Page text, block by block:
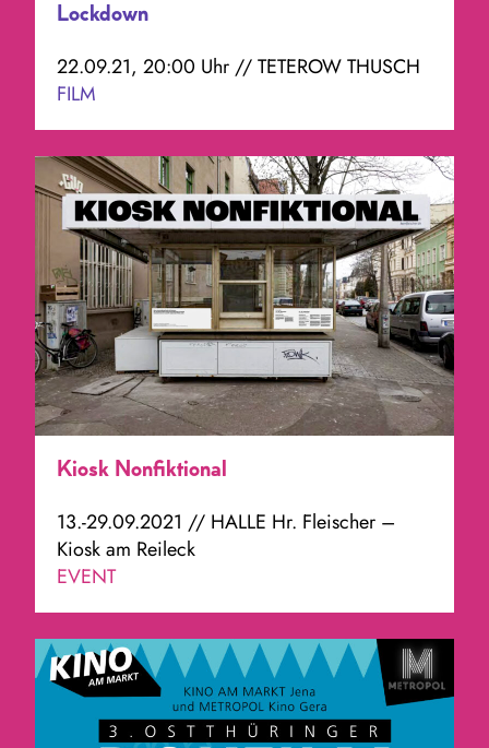
Lockdown
22.09.21, 20:00 Uhr // TETEROW THUSCH
FILM
Kiosk Nonfiktional
13.-29.09.2021 // HALLE Hr. Fleischer –
Kiosk am Reileck
EVENT